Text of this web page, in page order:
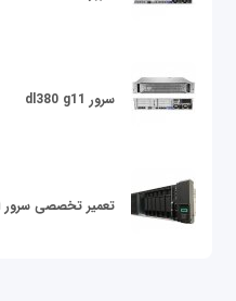
سرور dl380 g11
تعمیر تخصصی سرور